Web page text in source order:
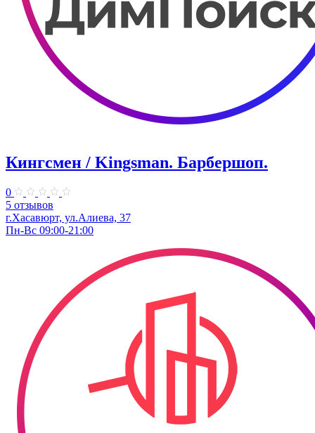
Кингсмен / Kingsman. Барбершоп.
0
5 отзывов
г.Хасавюрт, ул.Алиева, 37
Пн-Вс 09:00-21:00